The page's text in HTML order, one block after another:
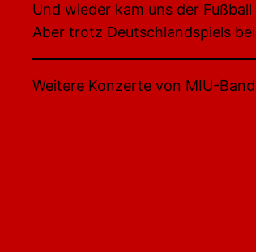
Und wieder kam uns der
Aber trotz Deutschlandspiels
Weitere Konzerte von MIU-